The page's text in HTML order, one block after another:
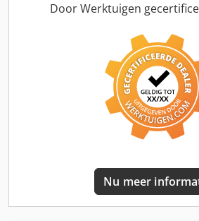
Sons, een vooraf goedgekeurde
offertes te verstrekken voor het
Door Werktuigen
Nu meer